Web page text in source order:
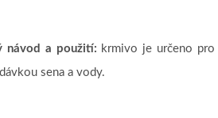
návod a použití: krmivo je určeno
sena a vody.